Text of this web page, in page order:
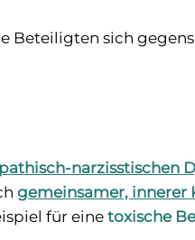
Beteiligten sich
narzisstischen
gemeinsamer, innerer
für einetoxische